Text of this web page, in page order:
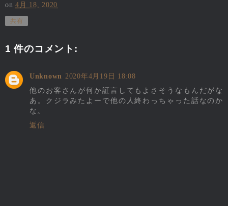
on4月 18, 2020
共有
1 件のコメント:
Unknown 2020年4月19日 18:08
他のお客さんが何か証言してもよさそうなもんだがな
あ。クジラみたよーで他の人終わっちゃった話なのか
な。
返信